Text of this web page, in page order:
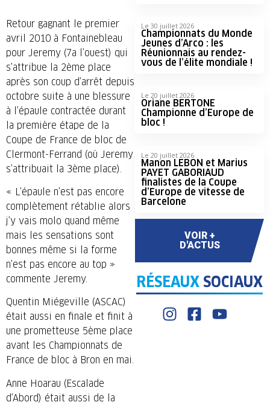
Retour gagnant le premier
avril 2010 à Fontainebleau
pour Jeremy (7a l’ouest) qui
s’attribue la 2ème place
après son coup d’arrêt depuis
octobre suite à une blessure
à l’épaule contractée durant
la première étape de la
Coupe de France de bloc de
Clermont-Ferrand (où Jeremy
s’attribuait la 3ème place).
« L’épaule n’est pas encore
complètement rétablie alors
j’y vais molo quand même
mais les sensations sont
bonnes même si la forme
n’est pas encore au top »
commente Jeremy.
Quentin Miégeville (ASCAC)
était aussi en finale et finit à
une prometteuse 5ème place
avant les Championnats de
France de bloc à Bron en mai.
Anne Hoarau (Escalade
d’Abord) était aussi de la
Le 30 juillet 2026
Championnats du Monde
Jeunes d’Arco : les
Réunionnais au rendez-
vous de l’élite mondiale !
Le 20 juillet 2026
Oriane BERTONE
Championne d’Europe de
bloc !
Le 20 juillet 2026
Manon LEBON et Marius
PAYET GABORIAUD
finalistes de la Coupe
d’Europe de vitesse de
Barcelone
VOIR +
D'ACTUS
RÉSEAUX SOCIAUX